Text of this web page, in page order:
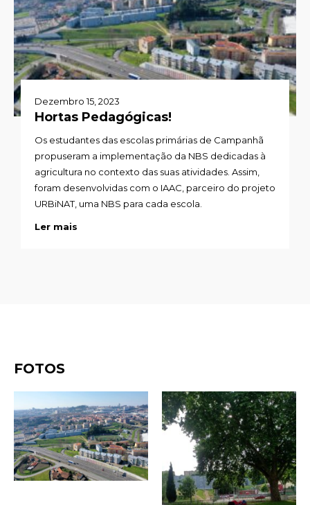
Dezembro 15, 2023
Hortas Pedagógicas!
Os estudantes das escolas primárias de Campanhã
propuseram a implementação da NBS dedicadas à
agricultura no contexto das suas atividades. Assim,
foram desenvolvidas com o IAAC, parceiro do projeto
URBiNAT, uma NBS para cada escola.
Ler mais
FOTOS